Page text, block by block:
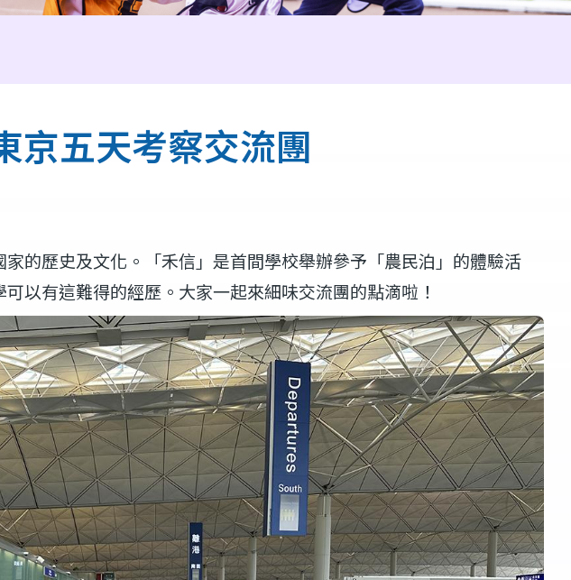
京五天考察交流團
的歷史及文化。「禾信」是首間學校舉辦參予「農民泊」的體驗活
以有這難得的經歷。大家一起來細味交流團的點滴啦！